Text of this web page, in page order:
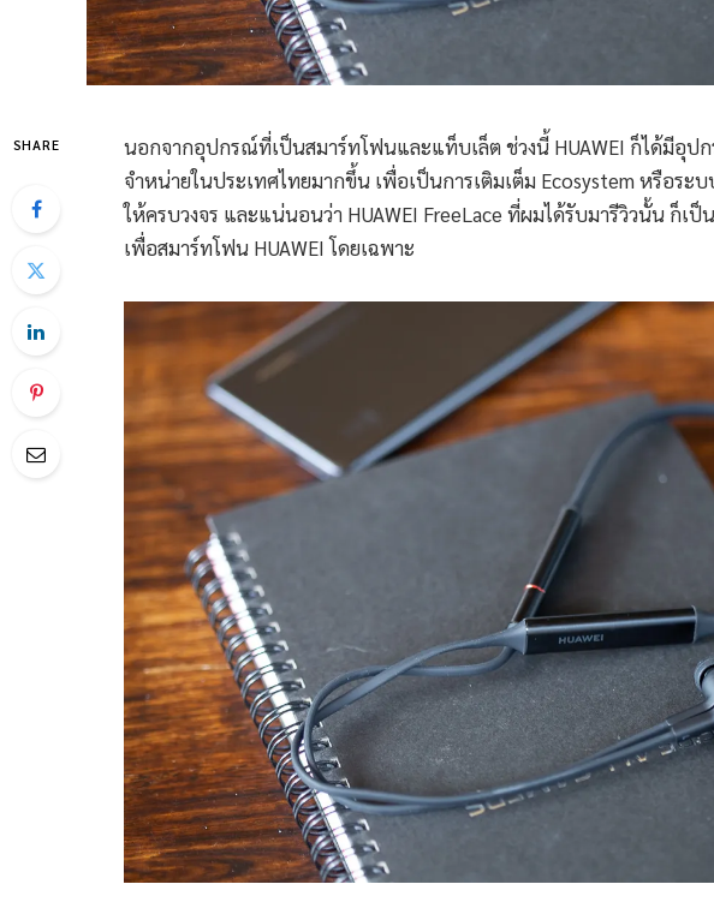
SHARE
นอกจากอุปกรณ์ที่เป็นสมาร์ทโฟนและแท็บเล็ต ช่วงนี้ HUAWEI ก็ได้มีอุป
จำหน่ายในประเทศไทยมากขึ้น เพื่อเป็นการเติมเต็ม Ecosystem หรือระบ
ให้ครบวงจร และแน่นอนว่า HUAWEI FreeLace ที่ผมได้รับมารีวิวนั้น ก็เ
เพื่อสมาร์ทโฟน HUAWEI โดยเฉพาะ